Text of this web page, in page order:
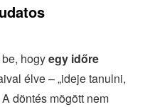
hogyegy időre
élve – „ideje tanulni,
döntés mögött nem